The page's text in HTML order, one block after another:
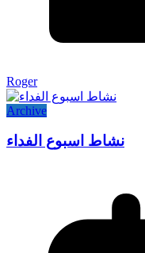
Roger
Archive
نشاط اسبوع الفداء